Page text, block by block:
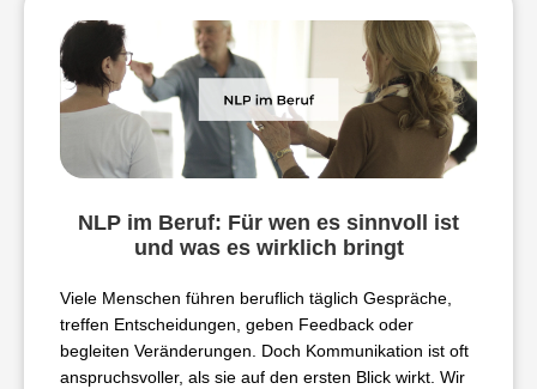
NLP im Beruf: Für wen es sinnvoll ist
und was es wirklich bringt
Viele Menschen führen beruflich täglich Gespräche,
treffen Entscheidungen, geben Feedback oder
begleiten Veränderungen. Doch Kommunikation ist oft
anspruchsvoller, als sie auf den ersten Blick wirkt. Wir